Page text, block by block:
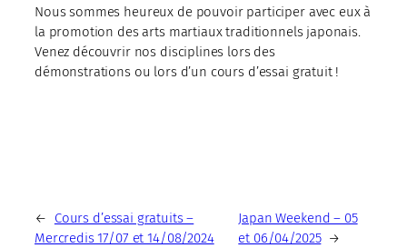
Nous sommes heureux de pouvoir participer avec eux à
la promotion des arts martiaux traditionnels japonais.
Venez découvrir nos disciplines lors des
démonstrations ou lors d’un cours d’essai gratuit !
←
Cours d’essai gratuits –
Mercredis 17/07 et 14/08/2024
Japan Weekend – 05
et 06/04/2025 →